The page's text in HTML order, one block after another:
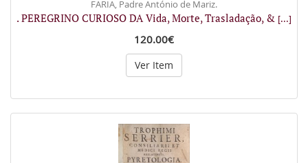
FARIA, Padre António de Mariz.
. PEREGRINO CURIOSO DA Vida, Morte, Trasladação, & [...]
120.00€
Ver Item